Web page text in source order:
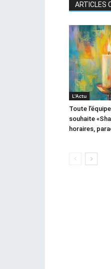
ARTICLES
L'Actu
Toute
souhaite
horaires,